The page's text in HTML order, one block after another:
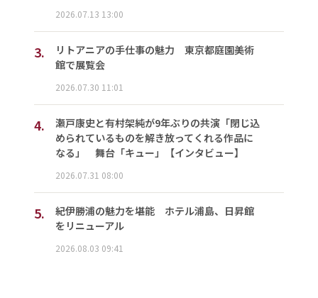
2026.07.13 13:00
3.
リトアニアの手仕事の魅力 東京都庭園美術
館で展覧会
2026.07.30 11:01
4.
瀬戸康史と有村架純が9年ぶりの共演「閉じ込
められているものを解き放ってくれる作品に
なる」 舞台「キュー」【インタビュー】
2026.07.31 08:00
5.
紀伊勝浦の魅力を堪能 ホテル浦島、日昇館
をリニューアル
2026.08.03 09:41